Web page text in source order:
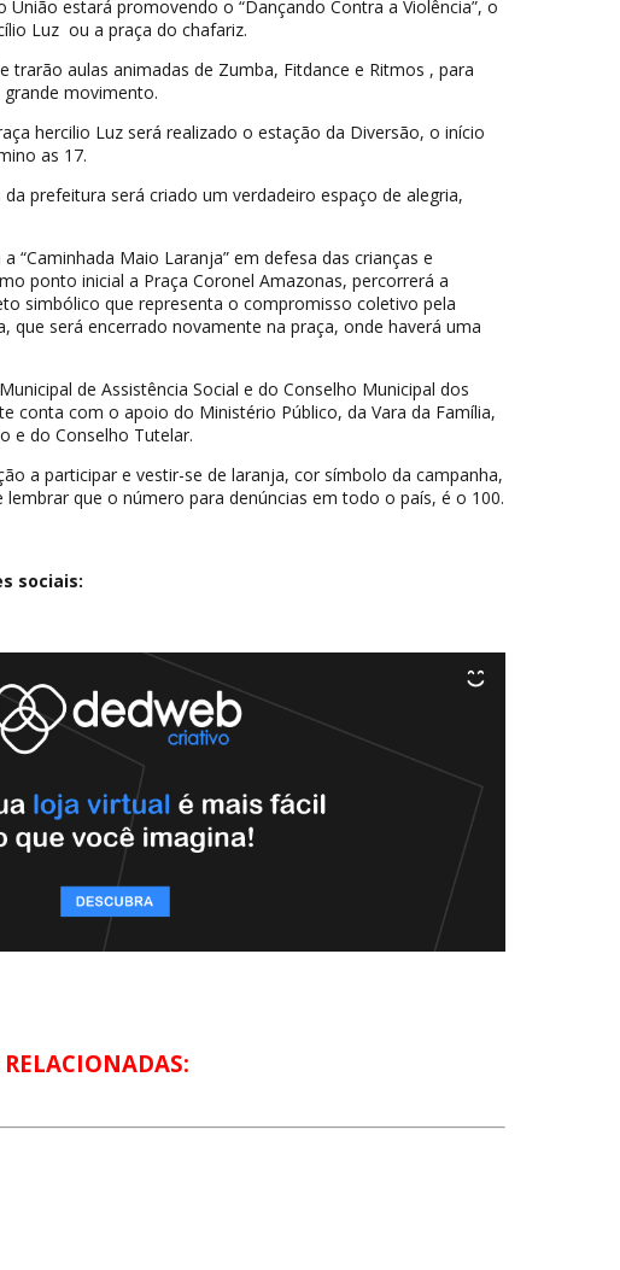
estará promovendo o “Dançando Contra a Violência”, o
Luz ou a praça do chafariz.
trarão aulas animadas de Zumba, Fitdance e Ritmos , para
movimento.
hercilio Luz será realizado o estação da Diversão, o início
as 17.
prefeitura será criado um verdadeiro espaço de alegria,
“Caminhada Maio Laranja” em defesa das crianças e
ponto inicial a Praça Coronel Amazonas, percorrerá a
simbólico que representa o compromisso coletivo pela
que será encerrado novamente na praça, onde haverá uma
de Assistência Social e do Conselho Municipal dos
conta com o apoio do Ministério Público, da Vara da Família,
e do Conselho Tutelar.
a participar e vestir-se de laranja, cor símbolo da campanha,
que o número para denúncias em todo o país, é o 100.
sociais: